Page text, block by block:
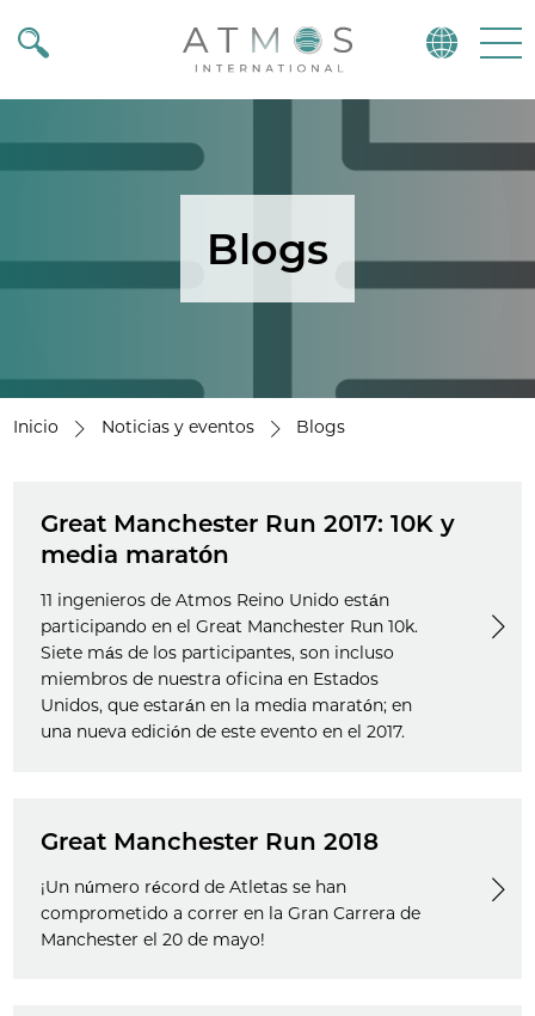
Atmos
Blogs
Inicio Noticias y eventos Blogs
Great Manchester Run 2017: 10K y
media maratón
11 ingenieros de Atmos Reino Unido están
participando en el Great Manchester Run 10k.
Siete más de los participantes, son incluso
miembros de nuestra oficina en Estados
Unidos, que estarán en la media maratón; en
una nueva edición de este evento en el 2017.
Great Manchester Run 2018
¡Un número récord de Atletas se han
comprometido a correr en la Gran Carrera de
Manchester el 20 de mayo!